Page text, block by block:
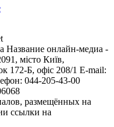
Название онлайн-медиа -
місто Київ,
Б, офіс 208/1 E-mail:
044-205-43-00
размещённых на
ссылки на